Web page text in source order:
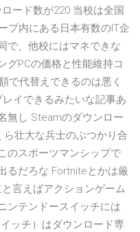
ード数が220 当校は全国
プ内にある日本有数のIT企
で、他校にはマネできな
グPCの価格と性能維持コ
で代替えできるのは悪く
イできるみたいな記事あ
無し Steamのダウンロー
ら壮大な兵士のぶつかり合
のスポーツマンシップで
るだろな Fortniteとかは厳
言えばアクションゲーム
ンテンドースイッチには
ッチ）はダウンロード専